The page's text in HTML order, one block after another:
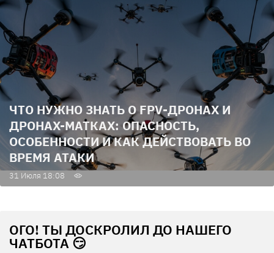
ЧТО НУЖНО ЗНАТЬ О FPV-ДРОНАХ И
ДРОНАХ-МАТКАХ: ОПАСНОСТЬ,
ОСОБЕННОСТИ И КАК ДЕЙСТВОВАТЬ ВО
ВРЕМЯ АТАКИ
31 Июля 18:08
ОГО! ТЫ ДОСКРОЛИЛ ДО НАШЕГО
ЧАТБОТА 😏